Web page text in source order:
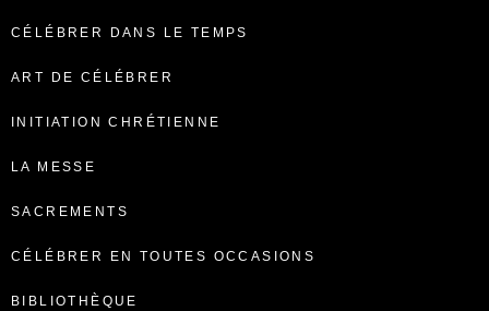
CÉLÉBRER DANS LE TEMPS
ART DE CÉLÉBRER
INITIATION CHRÉTIENNE
LA MESSE
SACREMENTS
CÉLÉBRER EN TOUTES OCCASIONS
BIBLIOTHÈQUE